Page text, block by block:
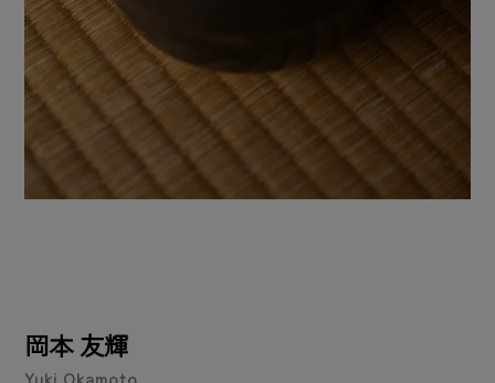
岡本 友輝
Yuki Okamoto